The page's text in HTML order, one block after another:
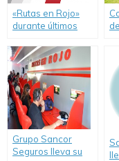
«Rutas en Rojo»
durante últimos
localidad de Ceres,
Santa Fe
Grupo Sancor
Seguros lleva su